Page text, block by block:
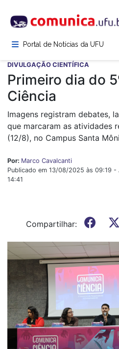
para
conteúdoPortal de Notícias da UFU
DIVULGAÇÃO CIENTÍFICA
Primeiro dia do
Ciência
Imagens registram debates,
que marcaram as atividades
(12/8), no Campus Santa
Por: Marco Cavalcanti
Publicado em 13/08/2025 às 09:19
14:41
Compartilhar: